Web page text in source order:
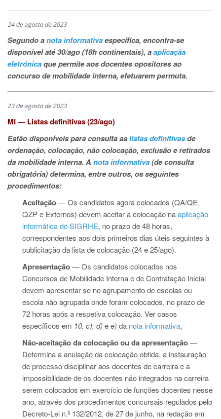
24 de agosto de 2023
Segundo anota informativaespecífica, encontra-se
disponível até 30/ago (18h continentais), aaplicaçãa
eletrónicaque permite aos docentes opositores ao
concurso de mobilidade interna, efetuarem permuta.
23 de agosto de 2023
MI — Listas definitivas (23/ago)
Estão disponíveis para consulta aslistas definitivasde
ordenação, colocação, não colocação, exclusão e retirados
da mobilidade interna. A nota informativa(de consulta
obrigatória) determina, entre outros, os seguintes
procedimentos:
Aceitação— Os candidatos agora colocados (QA/QE,
QZP e Externos) devem aceitar a colocação naaplicação
informática do SIGRHE, no prazo de 48 horas,
correspondentes aos dois primeiros dias úteis seguintes à
publicitação da lista de colocação (24 e 25/ago).
Apresentação— Os candidatos colocados nos
Concursos de Mobilidade Interna e de Contratação Inicial
devem apresentar-se no agrupamento de escolas ou
escola não agrupada onde foram colocados, no prazo de
72 horas após a respetiva colocação. Ver casos
específicos em 10. c), d) ee) da nota informativa,
Não-aceitação da colocação ou da apresentação—
Determina a anulação da colocação obtida, a instauração
de processo disciplinar aos docentes de carreira e a
impossibilidade de os docentes não integrados na carreira
serem colocados em exercício de funções docentes nesse
ano, através dos procedimentos concursais regulados pelo
Decreto-Lei n.º 132/2012, de 27 de junho, na redação em